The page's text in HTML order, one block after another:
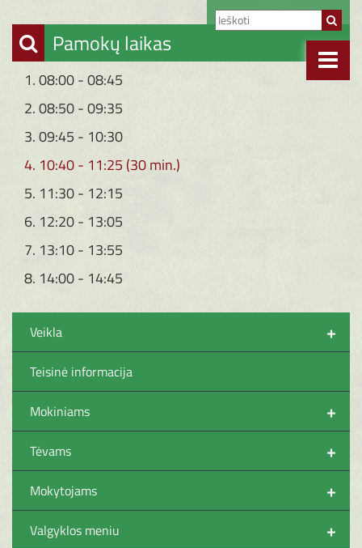
Pamokų laikas
1. 08:00 - 08:45
2. 08:50 - 09:35
3. 09:45 - 10:30
4. 10:40 - 11:25 (30 min.)
5. 11:30 - 12:15
6. 12:20 - 13:05
7. 13:10 - 13:55
8. 14:00 - 14:45
+
Veikla
Teisinė informacija
+
Mokiniams
+
Tėvams
+
Mokytojams
+
Valgyklos meniu